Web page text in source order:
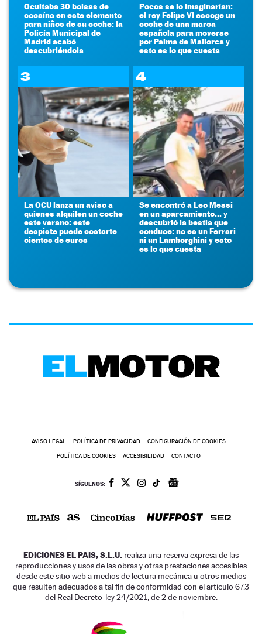
Ocultaba 30 bolsas de
cocaína en este elemento
para niños de su coche: la
Policía Municipal de
Madrid acabó
descubriéndola
Pocos se lo imaginarían:
el rey Felipe VI escoge un
coche de una marca
española para moverse
por Palma de Mallorca y
esto es lo que cuesta
3
La OCU lanza un aviso a
quienes alquilen un coche
este verano: este
despiste puede costarte
cientos de euros
4
Se encontró a Leo Messi
en un aparcamiento... y
descubrió la bestia que
conduce: no es un Ferrari
ni un Lamborghini y esto
es lo que cuesta
AVISO LEGAL POLÍTICA DE PRIVACIDAD CONFIGURACIÓN DE COOKIES
POLÍTICA DE COOKIES ACCESIBILIDAD CONTACTO
SÍGUENOS:
EDICIONES EL PAIS, S.L.U. realiza una reserva expresa de las
reproducciones y usos de las obras y otras prestaciones accesibles
desde este sitio web a medios de lectura mecánica u otros medios
que resulten adecuados a tal fin de conformidad con el artículo 67.3
del Real Decreto-ley 24/2021, de 2 de noviembre.